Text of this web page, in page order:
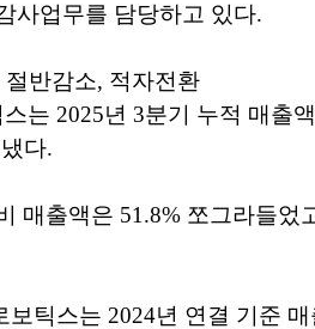
사업무를 담당하고 있다.
반감소, 적자전환
는 2025년 3분기 누적 매출
다.
매출액은 51.8% 쪼그라들
보틱스는 2024년 연결 기준